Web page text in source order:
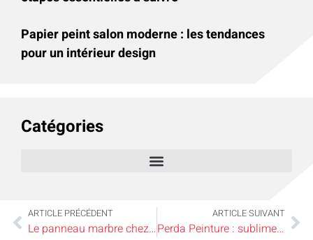
Papier peint salon moderne : les tendances
pour un intérieur design
Catégories
ARTICLE PRÉCÉDENT
Le panneau marbre chez soi, sans les contraintes du marbre massif
ARTICLE SUIVANT
Perda Peinture : sublimer son bien immobilier avec des finitions haut de gamme